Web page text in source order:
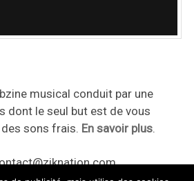
musical conduit par une
dont le seul but est de vous
sons frais. En savoir plus.